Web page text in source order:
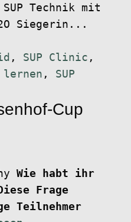
Technik mit
Siegerin...
, SUP Clinic ,
lernen , SUP
Cup
Wie habt ihr
Frage
Teilnehmer